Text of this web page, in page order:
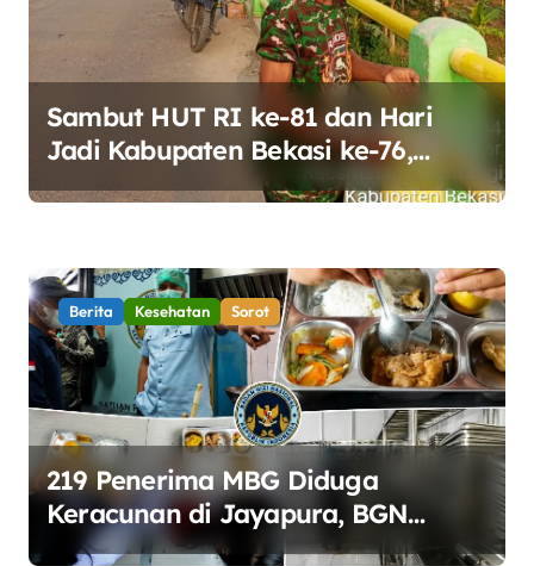
Sambut HUT RI ke-81 dan Hari
Jadi Kabupaten Bekasi ke-76,
Pemdes Muara bakti Gotong
Berita Kesehatan Sorot
219 Penerima MBG Diduga
Keracunan di Jayapura, BGN
Perketat Pengawasan Keamanan